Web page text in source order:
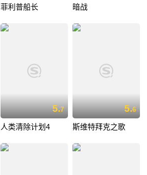
菲利普船长 暗战
5.7
人类清除计划4
5.6
斯维特拜克之歌